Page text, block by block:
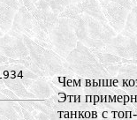
Чем выше
Эти
танков с